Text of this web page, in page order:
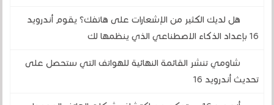
هل لديك الكثير من الإشعارات على هاتفك؟ يقوم أندرويد
16 بإعداد الذكاء الاصطناعي الذي ينظمها لك
شاومي تنشر القائمة النهائية للهواتف التي ستحصل على
تحديث أندرويد 16